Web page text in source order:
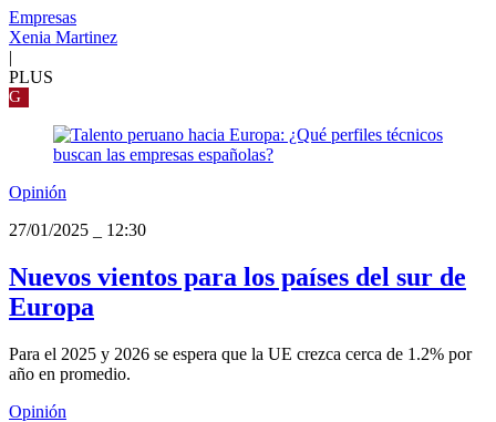
Empresas
Xenia Martinez
|
PLUS
G
Opinión
27/01/2025
12:30
Nuevos vientos para los países del sur de
Europa
Para el 2025 y 2026 se espera que la UE crezca cerca de 1.2% por
año en promedio.
Opinión